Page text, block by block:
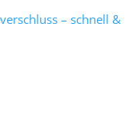
– schnell &